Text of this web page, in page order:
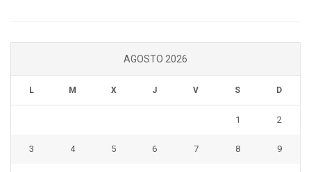
AGOSTO 2026
L M X J V S D
1 2
3 4 5 6 7 8 9